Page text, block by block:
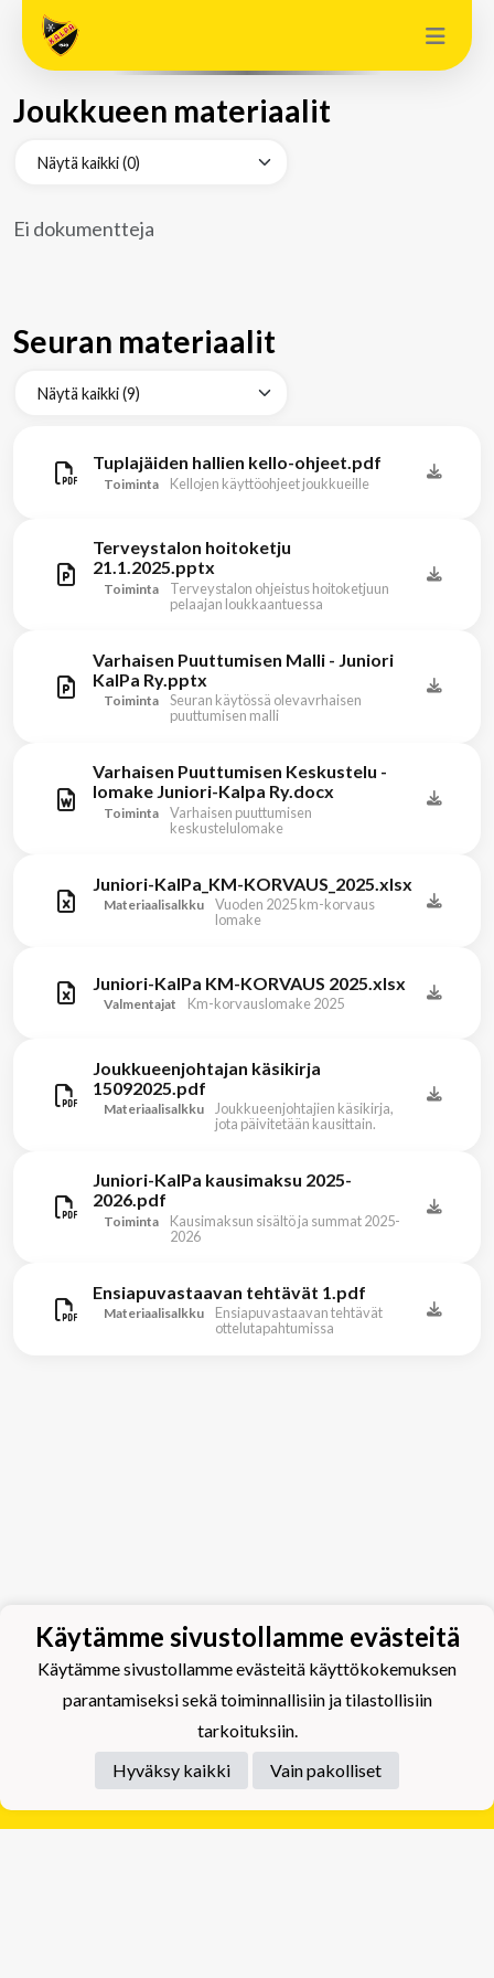
Joukkueen materiaalit
Ei dokumentteja
Seuran materiaalit
Tuplajäiden hallien kello-ohjeet.pdf
Toiminta Kellojen käyttöohjeet joukkueille
Terveystalon hoitoketju
21.1.2025.pptx
Toiminta
Terveystalon ohjeistus hoitoketjuun
pelaajan loukkaantuessa
Varhaisen Puuttumisen Malli - Juniori
KalPa Ry.pptx
Toiminta
Seuran käytössä olevavrhaisen
puuttumisen malli
Varhaisen Puuttumisen Keskustelu -
lomake Juniori-Kalpa Ry.docx
Toiminta
Varhaisen puuttumisen
keskustelulomake
Juniori-KalPa_KM-KORVAUS_2025.xlsx
Materiaalisalkku
Vuoden 2025 km-korvaus
lomake
Juniori-KalPa KM-KORVAUS 2025.xlsx
Valmentajat Km-korvauslomake 2025
Joukkueenjohtajan käsikirja
15092025.pdf
Materiaalisalkku
Joukkueenjohtajien käsikirja,
jota päivitetään kausittain.
Juniori-KalPa kausimaksu 2025-
2026.pdf
Toiminta
Kausimaksun sisältö ja summat 2025-
2026
Ensiapuvastaavan tehtävät 1.pdf
Materiaalisalkku
Ensiapuvastaavan tehtävät
ottelutapahtumissa
Tietosuojaseloste
Käytämme sivustollamme evästeitä
Käytämme sivustollamme evästeitä käyttökokemuksen
parantamiseksi sekä toiminnallisiin ja tilastollisiin
tarkoituksiin.
Hyväksy kaikki
Vain pakolliset